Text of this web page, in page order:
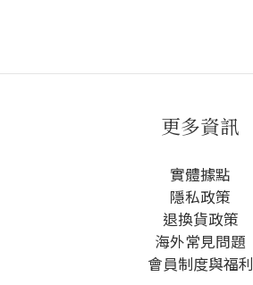
更多資訊
實體據點
隱私政策
退換貨政策
海外常見問題
會員制度與福利